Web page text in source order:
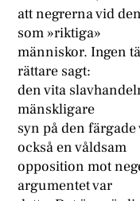
att negrerna vid
som »riktiga»
människor. Ingen
rättare sagt:
den vita
mänskligare
syn på den
också en våldsam
opposition mot
argumentet var